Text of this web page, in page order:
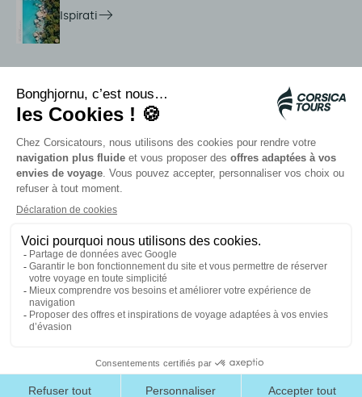
Ispirati
Navette Citadina
Allarme meduse
Autocars rapides bleus
Contattate i nostri consulenti
I nostri partner